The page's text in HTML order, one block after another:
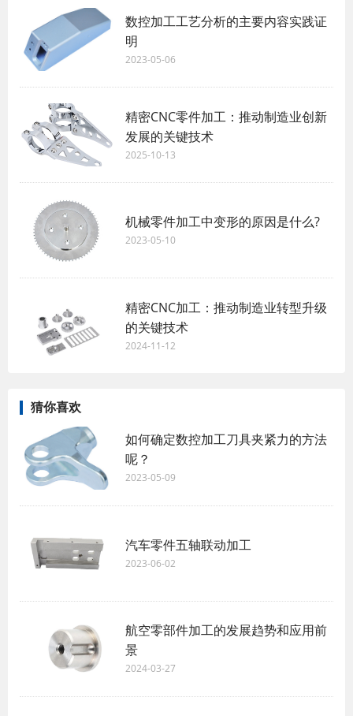
数控加工工艺分析的主要内容实践证
明
2023-05-06
精密CNC零件加工：推动制造业创新
发展的关键技术
2025-10-13
机械零件加工中变形的原因是什么?
2023-05-10
精密CNC加工：推动制造业转型升级
的关键技术
2024-11-12
猜你喜欢
如何确定数控加工刀具夹紧力的方法
呢？
2023-05-09
汽车零件五轴联动加工
2023-06-02
航空零部件加工的发展趋势和应用前
景
2024-03-27